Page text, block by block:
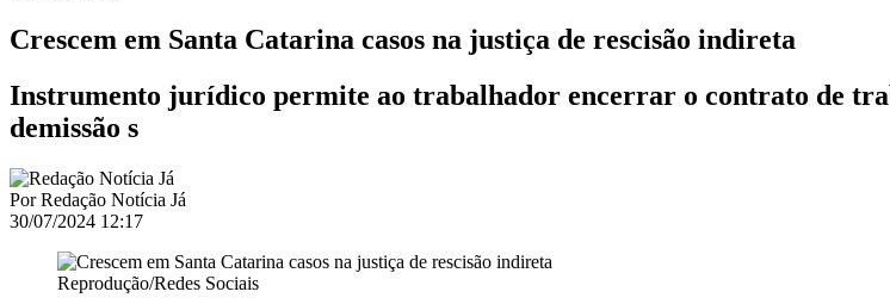
Crescem em Santa Catarina casos na justiça de rescisão indireta
Instrumento jurídico permite ao trabalhador encerrar o contrato de
demissão s
PorRedação Notícia Já
30/07/2024 12:17
Reprodução/Redes Sociais